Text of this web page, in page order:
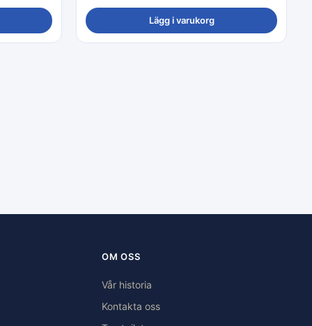
Lägg i varukorg
OM OSS
Vår historia
Kontakta oss